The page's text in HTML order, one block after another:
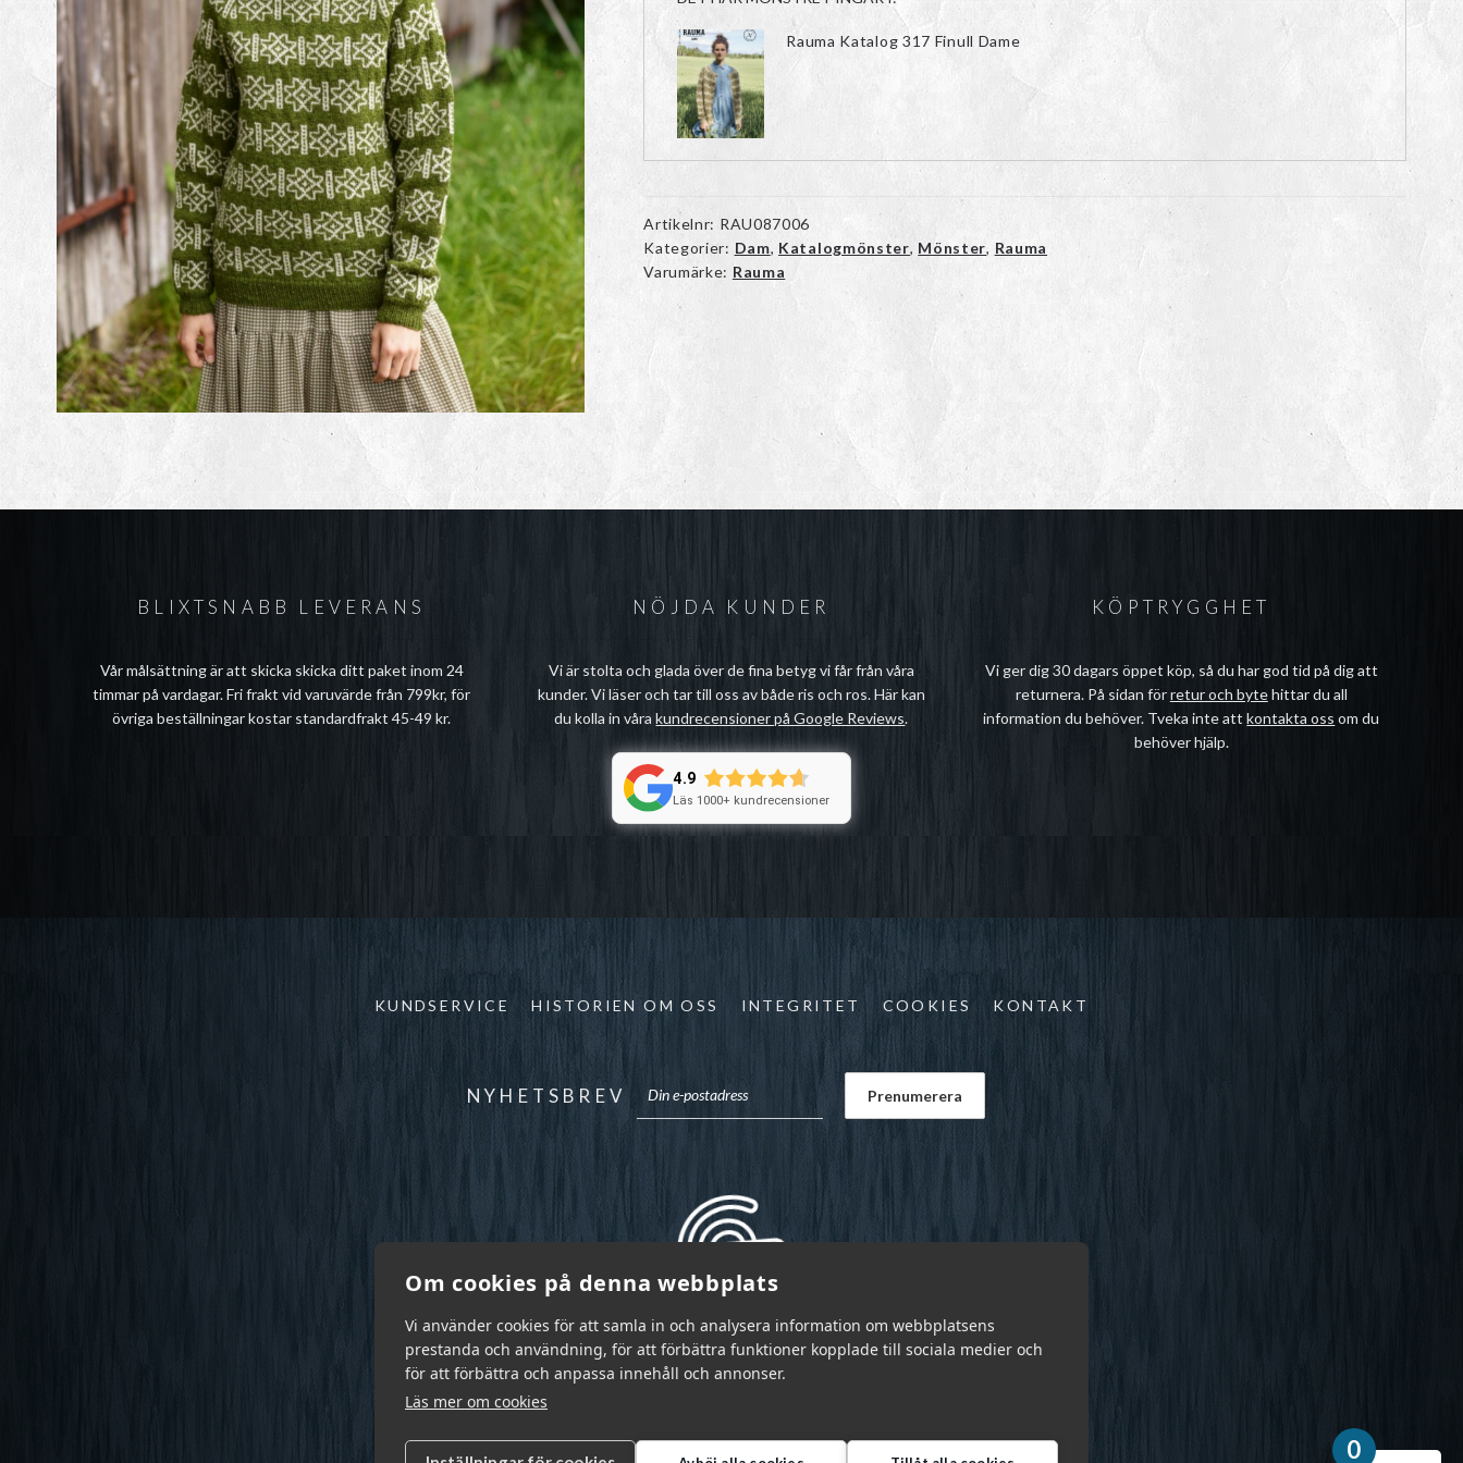
Om cookies på denna webbplats
Vi använder cookies för att samla in och analysera information om webbplatsens
prestanda och användning, för att förbättra funktioner kopplade till sociala medier och
för att förbättra och anpassa innehåll och annonser.
Läs mer om cookies
Rauma Katalog 317 Finull Dame
Artikelnr: RAU087006
Kategorier: Dam, Katalogmönster, Mönster, Rauma
Varumärke: Rauma
BLIXTSNABB LEVERANS
Vår målsättning är att skicka skicka ditt paket inom 24
timmar på vardagar. Fri frakt vid varuvärde från 799kr, för
övriga beställningar kostar standardfrakt 45-49 kr.
NÖJDA KUNDER
Vi är stolta och glada över de fina betyg vi får från våra
kunder. Vi läser och tar till oss av både ris och ros. Här kan
du kolla in vårakundrecensioner på Google Reviews.
4.9
Läs 1000+ kundrecensioner
KÖPTRYGGHET
Vi ger dig 30 dagars öppet köp, så du har god tid på dig att
returnera. På sidan förretur och bytehittar du all
information du behöver. Tveka inte attkontakta oss om du
behöver hjälp.
KUNDSERVICE HISTORIEN OM OSS INTEGRITET COOKIES KONTAKT
NYHETSBREV
0